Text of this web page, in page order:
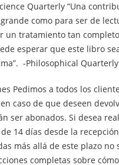
Quarterly “Una
como para ser de
un tratamiento tan
esperar que este libro
-Philosophical Quarterly
Pedimos a todos los
caso de que deseen
ser abonados. Si desea
14 días desde la
más allá de este plazo
completas sobre